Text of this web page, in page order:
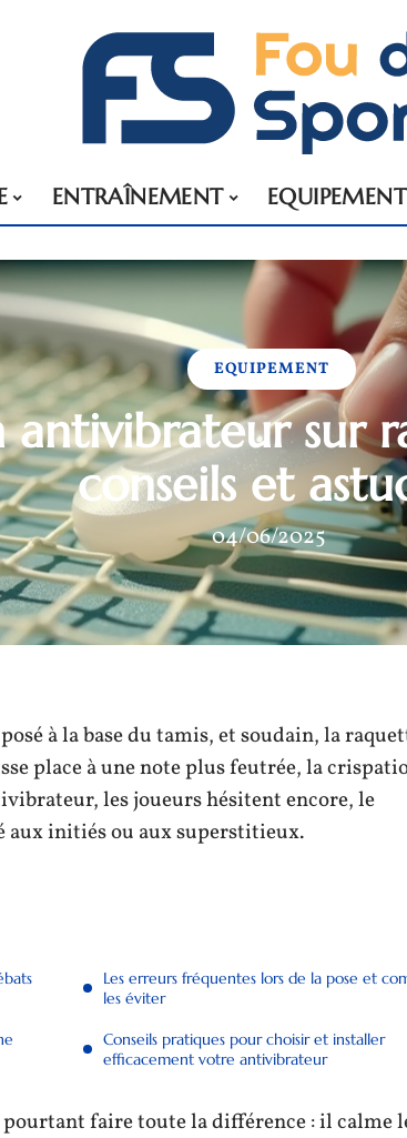
ENTRAÎNEMENT EQUIPEMENT
EQUIPEMENT
antivibrateur sur
conseils et
04/06/2025
à la base du tamis, et soudain, la
place à une note plus feutrée, la
les joueurs hésitent encore, le
aux initiés ou aux superstitieux.
Les erreurs fréquentes lors de la pose et
les éviter
Conseils pratiques pour choisir et installer
efficacement votre antivibrateur
faire toute la différence : il calme